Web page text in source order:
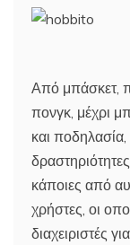
Από μπάσκετ,
πονγκ, μέχρι
και ποδηλασία,
κάποιες από
χρήστες, οι
διαχειριστές